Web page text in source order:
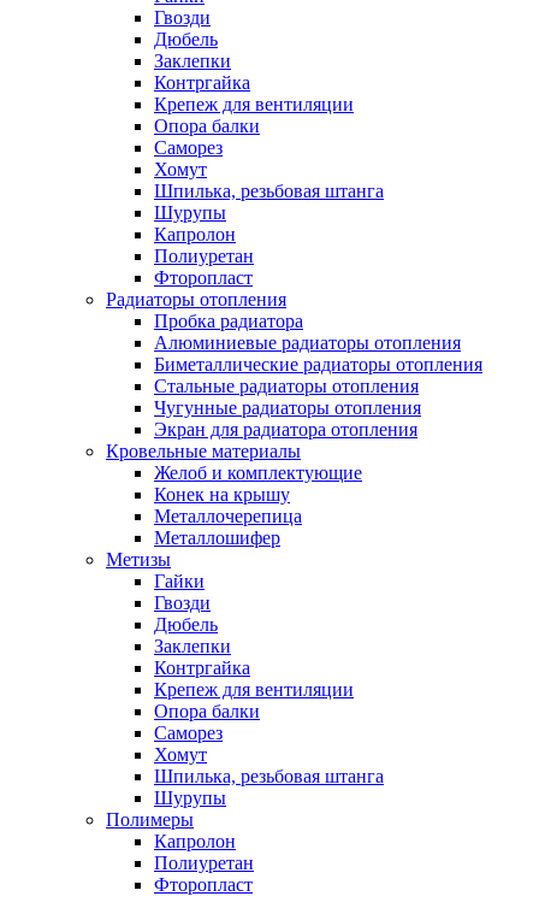
Гвозди
Дюбель
Заклепки
Контргайка
Крепеж для вентиляции
Опора балки
Саморез
Хомут
Шпилька, резьбовая штанга
Шурупы
Капролон
Полиуретан
Фторопласт
Радиаторы отопления
Пробка радиатора
Алюминиевые радиаторы отопления
Биметаллические радиаторы отопления
Стальные радиаторы отопления
Чугунные радиаторы отопления
Экран для радиатора отопления
Кровельные материалы
Желоб и комплектующие
Конек на крышу
Металлочерепица
Металлошифер
Метизы
Гайки
Гвозди
Дюбель
Заклепки
Контргайка
Крепеж для вентиляции
Опора балки
Саморез
Хомут
Шпилька, резьбовая штанга
Шурупы
Полимеры
Капролон
Полиуретан
Фторопласт